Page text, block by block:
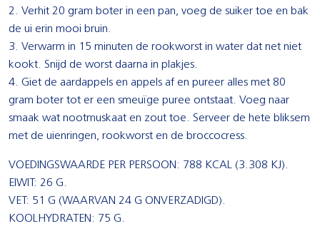
2. Verhit 20 gram boter in een pan, voeg de suiker toe en bak
de ui erin mooi bruin.
3. Verwarm in 15 minuten de rookworst in water dat net niet
kookt. Snijd de worst daarna in plakjes.
4. Giet de aardappels en appels af en pureer alles met 80
gram boter tot er een smeuïge puree ontstaat. Voeg naar
smaak wat nootmuskaat en zout toe. Serveer de hete bliksem
met de uienringen, rookworst en de broccocress.
VOEDINGSWAARDE PER PERSOON: 788 KCAL (3.308 KJ).
EIWIT: 26 G.
VET: 51 G (WAARVAN 24 G ONVERZADIGD).
KOOLHYDRATEN: 75 G.